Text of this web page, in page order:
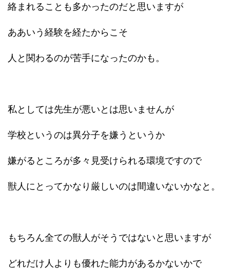
絡まれることも多かったのだと思いますが
ああいう経験を経たからこそ
人と関わるのが苦手になったのかも。
私としては先生が悪いとは思いませんが
学校というのは異分子を嫌うというか
嫌がるところが多々見受けられる環境ですので
獣人にとってかなり厳しいのは間違いないかなと。
もちろん全ての獣人がそうではないと思いますが
どれだけ人よりも優れた能力があるかないかで